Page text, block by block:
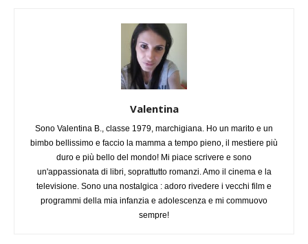
Valentina
Sono Valentina B., classe 1979, marchigiana. Ho un marito e un
bimbo bellissimo e faccio la mamma a tempo pieno, il mestiere più
duro e più bello del mondo! Mi piace scrivere e sono
un'appassionata di libri, soprattutto romanzi. Amo il cinema e la
televisione. Sono una nostalgica : adoro rivedere i vecchi film e
programmi della mia infanzia e adolescenza e mi commuovo
sempre!